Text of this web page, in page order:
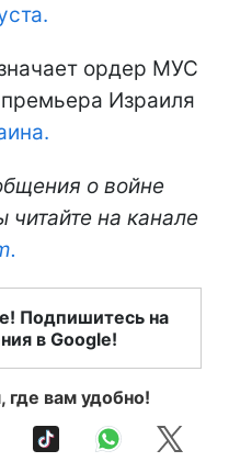
ордер МУС
Израиля
о войне
на канале
Подпишитесь на
в Google!
где вам удобно!